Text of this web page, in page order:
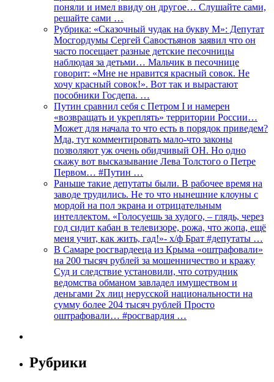
поняли и имел ввиду он другое… Слушайте сами,
решайте сами …
Рубрика: «Сказочный чудак на букву М»: Депутат
Мосгордумы Сергей Савостьянов заявил что он
часто посещает разные детские песочницы
наблюдая за детьми… Мальчик в песочнице
говорит: «Мне не нравится красный совок. Не
хочу красный совок!». Вот так и вырастают
пособники Госдепа. …
Путин сравнил себя с Петром I и намерен
«возвращать и укреплять» территории России…
Может для начала то что есть в порядок приведем?
Мда, тут комментировать мало-что законы
позволяют уж очень обидчивый ОН. Но одно
скажу вот высказывание Лева Толстого о Петре
Первом… #Путин …
Раньше такие депутаты были. В рабочее время на
заводе трудились. Не то что нынешние клоуны с
мордой на пол экрана и отрицательным
интеллектом. «Голосуешь за худого, – глядь, через
год сидит кабан в телевизоре, рожа, что жопа, ещё
меня учит, как жить, гад!»- х/ф Брат #депутаты …
В Самаре росгвардееца из Крыма «оштрафовали»
на 200 тысяч рублей за мошенничество и кражу
Суд и следствие установили, что сотрудник
ведомства обманом завладел имуществом и
деньгами 2х лиц нерусской национальности на
сумму более 204 тысяч рублей Просто
оштрафовали… #росгвардия …
Рубрики